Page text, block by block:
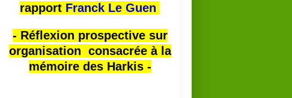
rapport Franck Le Guen
- Réflexion prospective sur
organisation consacrée à la
mémoire des Harkis -